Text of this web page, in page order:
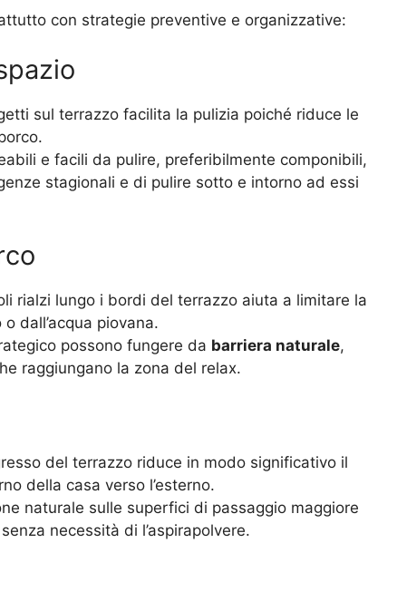
con strategie preventive e organizzative:
sul terrazzo facilita la pulizia poiché riduce le
e facili da pulire, preferibilmente componibili,
stagionali e di pulire sotto e intorno ad essi
rialzi lungo i bordi del terrazzo aiuta a limitare la
dall’acqua piovana.
possono fungere da barriera naturale,
raggiungano la zona del relax.
del terrazzo riduce in modo significativo il
della casa verso l’esterno.
naturale sulle superfici di passaggio maggiore
necessità di l’aspirapolvere.